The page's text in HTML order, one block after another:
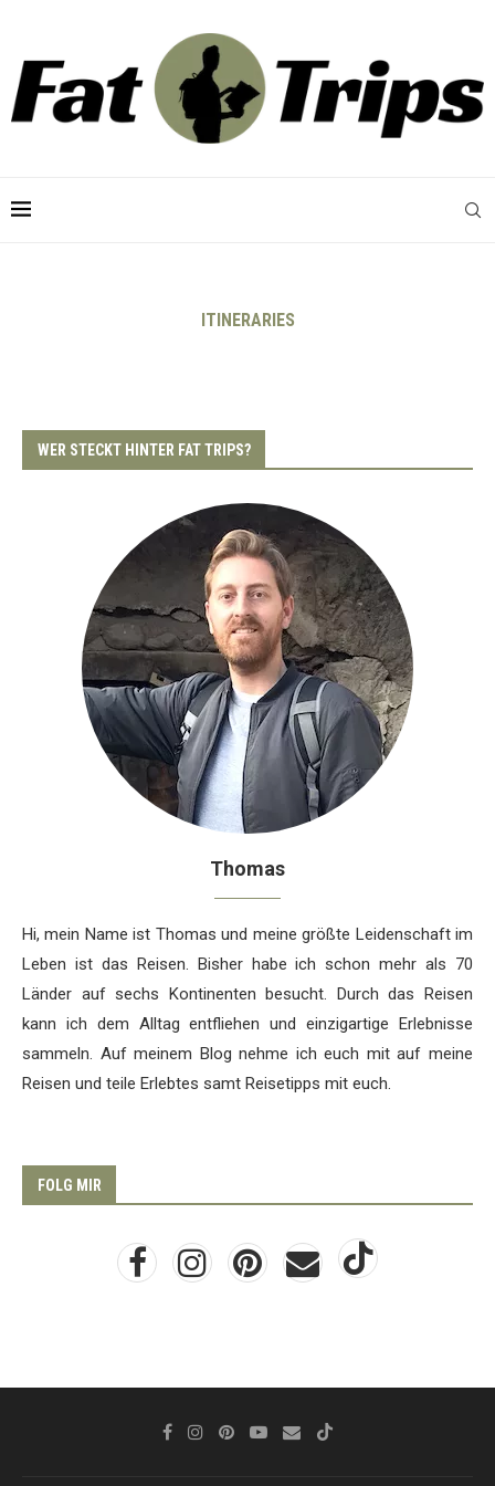
ITINERARIES
WER STECKT HINTER FAT TRIPS?
Thomas
Hi, mein Name ist Thomas und meine größte Leidenschaft im
Leben ist das Reisen. Bisher habe ich schon mehr als 70
Länder auf sechs Kontinenten besucht. Durch das Reisen
kann ich dem Alltag entfliehen und einzigartige Erlebnisse
sammeln. Auf meinem Blog nehme ich euch mit auf meine
Reisen und teile Erlebtes samt Reisetipps mit euch.
FOLG MIR